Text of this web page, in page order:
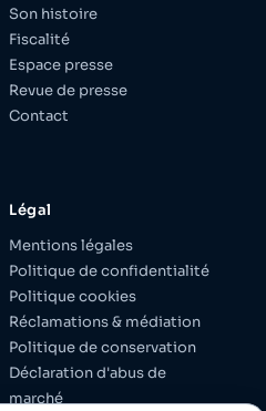
Son histoire
Fiscalité
Espace presse
Revue de presse
Contact
Légal
Mentions légales
Politique de confidentialité
Politique cookies
Réclamations & médiation
Politique de conservation
Déclaration d'abus de
marché